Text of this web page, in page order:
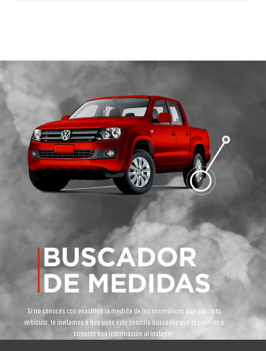
Si no conocés con exactitud la medida de los neumáticos que utiliza tu
vehículo, te invitamos a que uses este sencillo buscador que te permitirá
conocer esa información al instante.